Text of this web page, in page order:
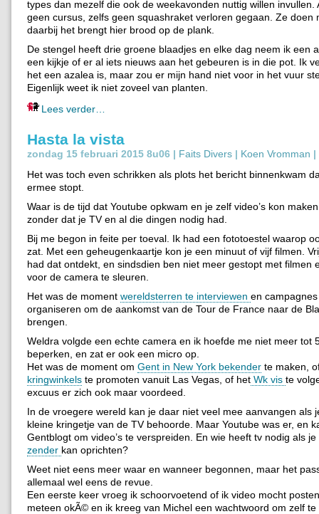
types dan mezelf die ook de weekavonden nuttig willen invullen.
geen cursus, zelfs geen squashraket verloren gegaan. Ze doen
daarbij het brengt hier brood op de plank.
De stengel heeft drie groene blaadjes en elke dag neem ik een
een kijkje of er al iets nieuws aan het gebeuren is in die pot. Ik
het een azalea is, maar zou er mijn hand niet voor in het vuur
Eigenlijk weet ik niet zoveel van planten.
Lees verder…
Hasta la vista
zondag 15 februari 2015 8u06 | Faits Divers | Koen Vromman |
Het was toch even schrikken als plots het bericht binnenkwam
ermee stopt.
Waar is de tijd dat Youtube opkwam en je zelf video’s kon
zonder dat je TV en al die dingen nodig had.
Bij me begon in feite per toeval. Ik had een fototoestel waarop
zat. Met een geheugenkaartje kon je een minuut of vijf filmen.
had dat ontdekt, en sindsdien ben niet meer gestopt met filmen
voor de camera te sleuren.
Het was de moment wereldsterren te interviewen en
organiseren om de aankomst van de Tour de France naar de
brengen.
Weldra volgde een echte camera en ik hoefde me niet meer tot
beperken, en zat er ook een micro op.
Het was de moment om Gent in New York bekender te maken,
kringwinkels te promoten vanuit Las Vegas, of het Wk vis te
excuus er zich ook maar voordeed.
In de vroegere wereld kan je daar niet veel mee aanvangen als
kleine kringetje van de TV behoorde. Maar Youtube was er, en
Gentblogt om video’s te verspreiden. En wie heeft tv nodig als
zender kan oprichten?
Weet niet eens meer waar en wanneer begonnen, maar het
allemaal wel eens de revue.
Een eerste keer vroeg ik schoorvoetend of ik video mocht
meteen okÃ© en ik kreeg van Michel een wachtwoord om zelf te